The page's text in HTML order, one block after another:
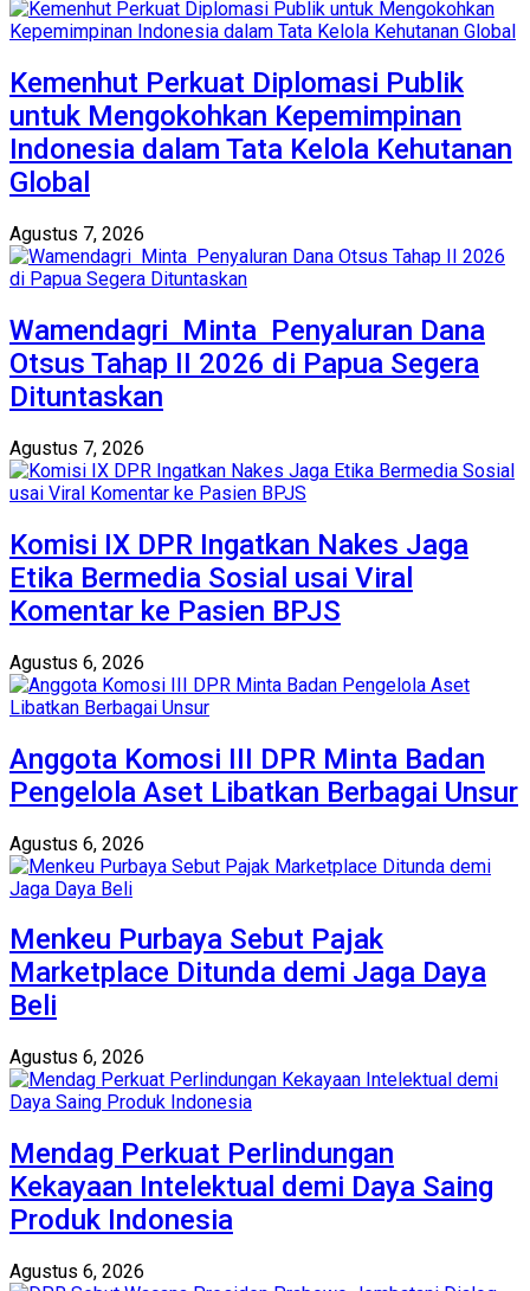
Kemenhut Perkuat Diplomasi Publik
untuk Mengokohkan Kepemimpinan
Indonesia dalam Tata Kelola Kehutanan
Global
Agustus 7, 2026
Wamendagri Minta Penyaluran Dana
Otsus Tahap II 2026 di Papua Segera
Dituntaskan
Agustus 7, 2026
Komisi IX DPR Ingatkan Nakes Jaga
Etika Bermedia Sosial usai Viral
Komentar ke Pasien BPJS
Agustus 6, 2026
Anggota Komosi III DPR Minta Badan
Pengelola Aset Libatkan Berbagai Unsur
Agustus 6, 2026
Menkeu Purbaya Sebut Pajak
Marketplace Ditunda demi Jaga Daya
Beli
Agustus 6, 2026
Mendag Perkuat Perlindungan
Kekayaan Intelektual demi Daya Saing
Produk Indonesia
Agustus 6, 2026